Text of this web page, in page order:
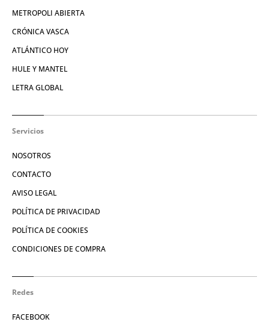
METROPOLI ABIERTA
CRÓNICA VASCA
ATLÁNTICO HOY
HULE Y MANTEL
LETRA GLOBAL
Servicios
NOSOTROS
CONTACTO
AVISO LEGAL
POLÍTICA DE PRIVACIDAD
POLÍTICA DE COOKIES
CONDICIONES DE COMPRA
Redes
FACEBOOK